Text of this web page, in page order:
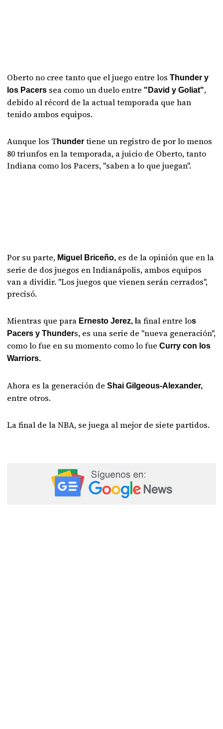
Oberto no cree tanto que el juego entre losThunder y
los Pacers sea como un duelo entre "David y Goliat",
debido al récord de la actual temporada que han
tenido ambos equipos.
Aunque los Thundertiene un registro de por lo menos
80 triunfos en la temporada, a juicio de Oberto, tanto
Indiana como los Pacers, "saben a lo que juegan".
Por su parte, Miguel Briceño, es de la opinión que en la
serie de dos juegos en Indianápolis, ambos equipos
van a dividir. "Los juegos que vienen serán cerrados",
precisó.
Mientras que para Ernesto Jerez, l a final entre los
Pacers y Thunders, es una serie de "nueva generación",
como lo fue en su momento como lo fueCurry con los
Warriors.
Ahora es la generación de Shai Gilgeous-Alexander,
entre otros.
La final de la NBA, se juega al mejor de siete partidos.